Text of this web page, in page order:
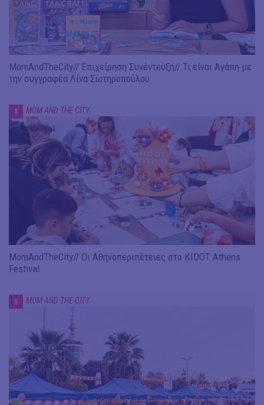
MomAndTheCity// Επιχείρηση Συνέντευξη// Τι είναι Αγάπη με
την συγγραφέα Λίνα Σωτηροπούλου
# MOM AND THE CITY
MomAndTheCity// Οι Αθηνοπεριπέτειες στο KIDOT Athens
Festival
# MOM AND THE CITY